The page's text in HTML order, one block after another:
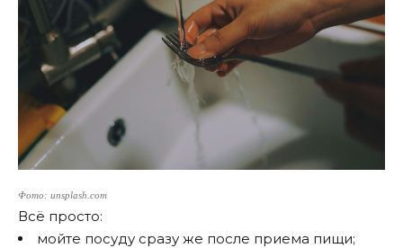
Фото: unsplash.com
Всё просто:
мойте посуду сразу же после приема пищи;